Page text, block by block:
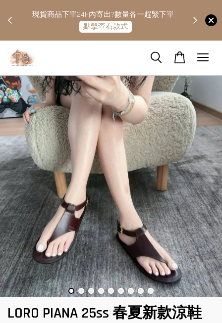
現貨商品下單24H內寄出?數量各一趕緊下單
點擊查看款式
LORO PIANA 25ss 春夏新款涼鞋